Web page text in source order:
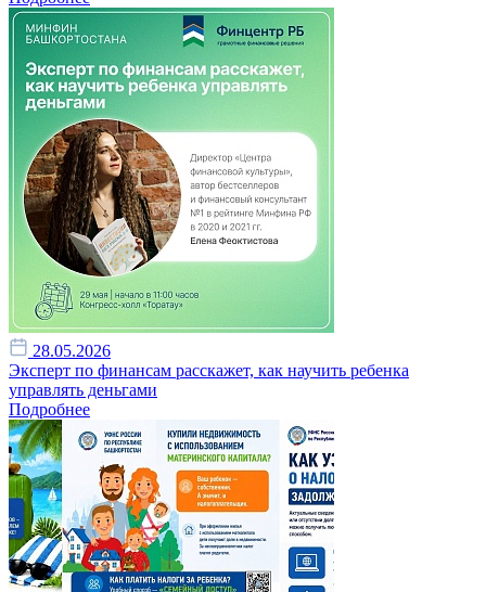
28.05.2026
Эксперт по финансам расскажет, как научить ребенка
управлять деньгами
Подробнее